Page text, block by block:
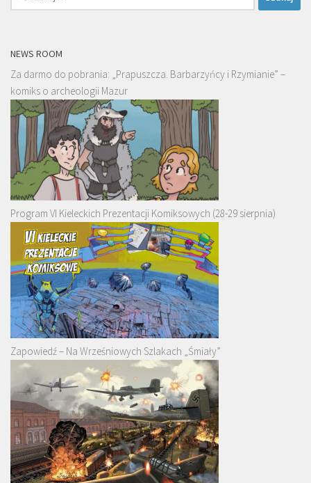
NEWS ROOM
Za darmo do pobrania: „Prapuszcza. Barbarzyńcy i Rzymianie” –
komiks o archeologii Mazur
Program VI Kieleckich Prezentacji Komiksowych (28-29 sierpnia)
Zapowiedź – Na Wrześniowych Szlakach „Śmiały”